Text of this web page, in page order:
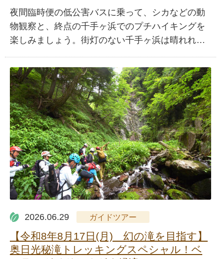
夜間臨時便の低公害バスに乗って、シカなどの動
物観察と、終点の千手ヶ浜でのプチハイキングを
楽しみましょう。街灯のない千手ヶ浜は晴れれ…
2026.06.29 ガイドツアー
【令和8年8月17日(月) 幻の滝を目指す】
奥日光秘滝トレッキングスペシャル！ベ